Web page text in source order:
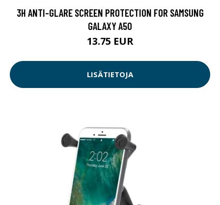
3H ANTI-GLARE SCREEN PROTECTION FOR SAMSUNG
GALAXY A50
13.75 EUR
LISÄTIETOJA